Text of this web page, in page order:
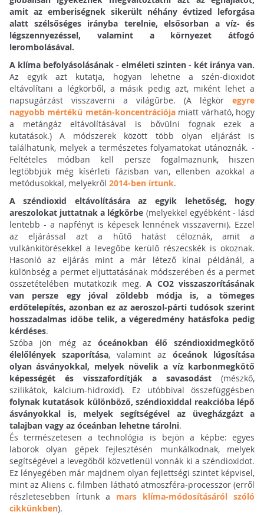
amit az emberiségnek sikerült néhány évtized leforgása
alatt szélsőséges irányba terelnie, elsősorban a víz- és
légszennyezéssel, valamint a környezet átfogó
lerombolásával.
A klíma befolyásolásának - elméleti szinten - két iránya van.
Az egyik azt kutatja, hogyan lehetne a szén-dioxidot
eltávolítani a légkörből, a másik pedig azt, miként lehet a
napsugárzást visszaverni a világűrbe. (A légköregyre
nagyobb mértékű metán-koncentrációjamiatt várható, hogy
a metángáz eltávolításával is bővülni fognak ezek a
kutatások.) A módszerek között több olyan eljárást is
találhatunk, melyek a természetes folyamatokat utánoznák. -
Feltételes módban kell persze fogalmaznunk, hiszen
legtöbbjük még kísérleti fázisban van, ellenben azokkal a
metódusokkal, melyekről 2014-ben írtunk.
A széndioxid eltávolítására az egyik lehetőség, hogy
areszolokat juttatnak a légkörbe (melyekkel egyébként - lásd
lentebb - a napfényt is képesek lennének visszaverni). Ezzel
az eljárással azt a hűtő hatást céloznák, amit a
vulkánkitörésekkel a levegőbe kerülő részecskék is okoznak.
Hasonló az eljárás mint a már létező kínai példánál, a
különbség a permet eljuttatásának módszerében és a permet
összetételében mutatkozik meg.A CO2 visszaszorításának
van persze egy jóval zöldebb módja is, a tömeges
erdőtelepítés, azonban ez az aeroszol-párti tudósok szerint
hosszadalmas időbe telik, a végeredmény hatásfoka pedig
kérdéses.
Szóba jön még azóceánokban élő széndioxidmegkötő
élelőlények szaporítása, valamint az óceánok lúgosítása
olyan ásványokkal, melyek növelik a víz karbonmegkötő
képességét és visszafordítják a savasodást (mészkő,
szilikátok, kalcium-hidroxid). Ez utóbbival összefüggésben
folynak kutatások különböző, széndioxiddal reakcióba lépő
ásványokkal is, melyek segítségével az üvegházgázt a
talajban vagy az óceánban lehetne tárolni.
És természetesen a technológia is bejön a képbe: egyes
laborok olyan gépek fejlesztésén munkálkodnak, melyek
segítségével a levegőből közvetlenül vonnák ki a széndioxidot.
Ez lényegében már majdnem olyan fejlettségi szintet képvisel,
mint az Aliens c. filmben látható atmoszféra-processzor (erről
részletesebben írtunk a mars klíma-módosításáról szóló
cikkünkben).